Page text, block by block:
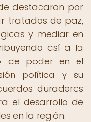
destacaron por
tratados de paz,
y mediar en
así a la
de poder en el
política y su
duraderos
el desarrollo de
en la región.